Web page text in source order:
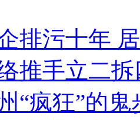
民合力深夜将其击毙
排污十年
推手立二
“疯狂”的鬼